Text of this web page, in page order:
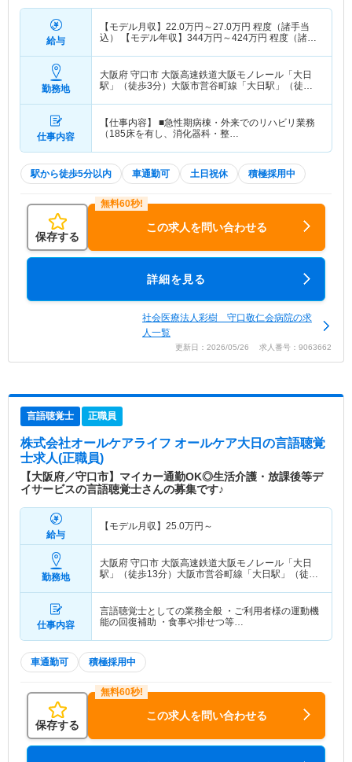
給与
【モデル月収】 22.0万円～27.0万円 程度（諸手当
込） 【モデル年収】 344万円～424万円 程度（諸手
勤務地
大阪府 守口市 大阪高速鉄道大阪モノレール「大日
駅」（徒歩3分）大阪市営谷町線「大日駅」（徒歩3
仕事内容
【仕事内容】 ■急性期病棟・外来でのリハビリ業務
（185床を有し、消化器科・整…
駅から徒歩5分以内 車通勤可 土日祝休 積極採用中
保存する
この求人を問い合わせる
詳細を見る
社会医療法人彩樹 守口敬仁会病院の求
人一覧
更新日：2026/05/26 求人番号：9063662
言語聴覚士 正職員
株式会社オールケアライフ オールケア大日 の言語聴覚
士求人(正職員)
【大阪府／守口市】マイカー通勤OK◎生活介護・放課後等デ
イサービスの言語聴覚士さんの募集です♪
給与
【モデル月収】 25.0万円～
勤務地
大阪府 守口市 大阪高速鉄道大阪モノレール「大日
駅」（徒歩13分）大阪市営谷町線「大日駅」（徒歩
仕事内容
言語聴覚士としての業務全般 ・ご利用者様の運動機
能の回復補助 ・食事や排せつ等…
車通勤可 積極採用中
保存する
この求人を問い合わせる